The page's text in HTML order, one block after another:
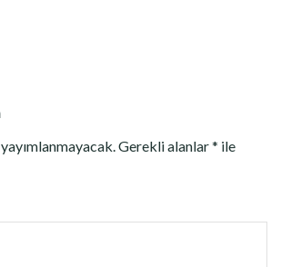
Gerekli alanlar* ile